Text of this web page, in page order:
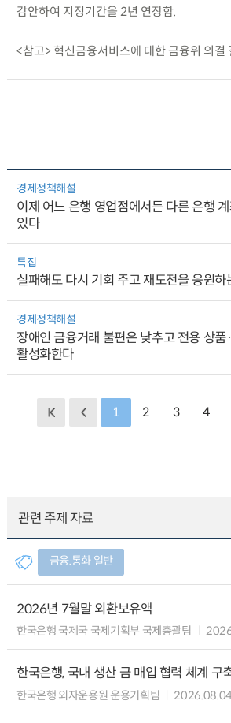
감안하여 지정기간을 2년 연장함.
<참고> 혁신금융서비스에 대한 금융위 의결
경제정책해설
이제 어느 은행 영업점에서든 다른 은행
있다
특집
실패해도 다시 기회 주고 재도전을 응원
경제정책해설
장애인 금융거래 불편은 낮추고 전용 상품
활성화한다
1 2 3 4
관련 주제 자료
금융.통화 일반
2026년 7월말 외환보유액
한국은행 국제국 국제기획부 국제총괄팀
한국은행, 국내 생산 금 매입 협력 체계 구
한국은행 외자운용원 운용기획팀